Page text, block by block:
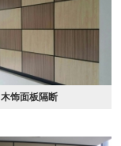
木饰面板隔断